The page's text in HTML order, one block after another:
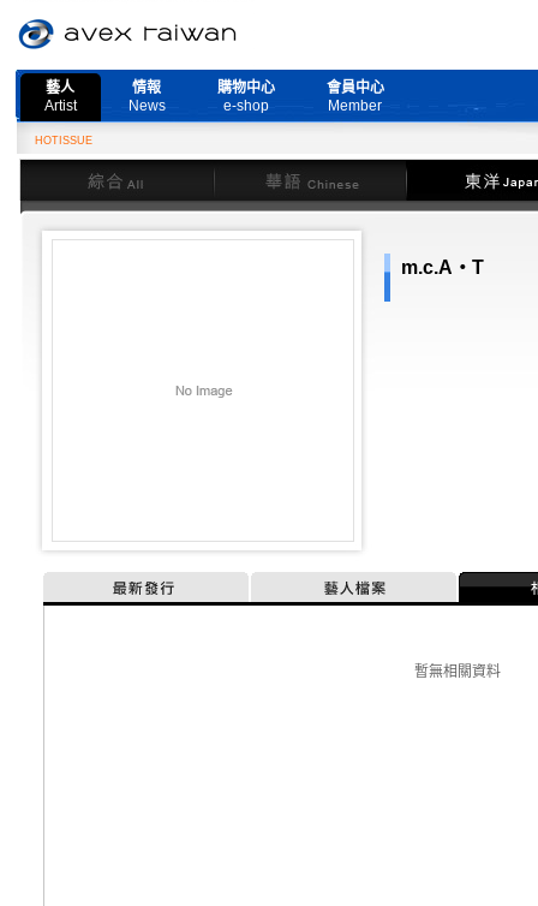
藝人
Artist
情報
News
購物中心
e-shop
會員中心
Member
HOTISSUE
綜合 華語 東洋
m.c.A・T
最新發行 藝人檔案
暫無相關資料